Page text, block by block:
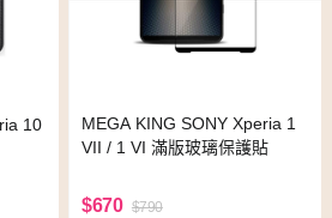
10
MEGA KING SONY Xperia 1
VII / 1 VI 滿版玻璃保護貼
$670 $790